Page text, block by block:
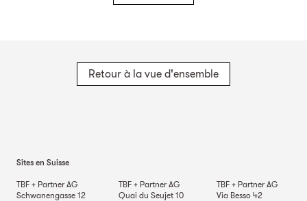
Retour à la vue d'ensemble
Sites en Suisse
TBF + Partner AG
Schwanengasse 12
TBF + Partner AG
Quai du Seujet 10
TBF + Partner AG
Via Besso 42